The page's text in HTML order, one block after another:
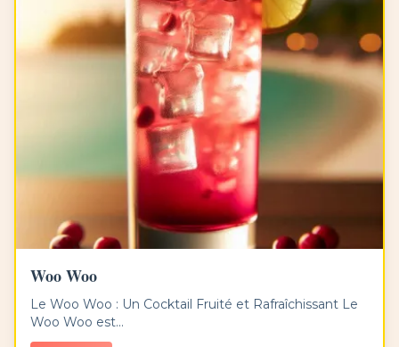
Woo Woo
Le Woo Woo : Un Cocktail Fruité et Rafraîchissant Le
Woo Woo est...